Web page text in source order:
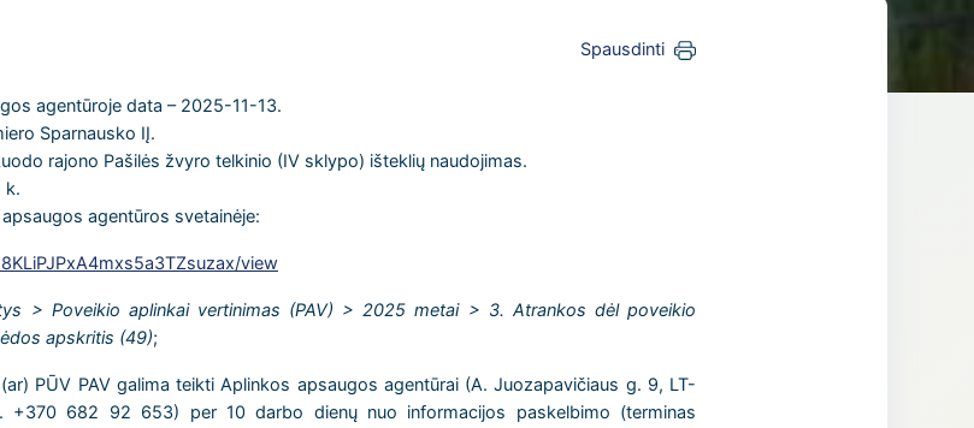
Spausdinti
agentūroje data – 2025-11-13.
Sparnausko IĮ.
rajono Pašilės žvyro telkinio (IV sklypo) išteklių naudojimas.
k.
agentūros svetainėje:
view
> Poveikio aplinkai vertinimas (PAV) > 2025 metai > 3. Atrankos dėl poveikio
apskritis (49);
PŪV PAV galima teikti Aplinkos apsaugos agentūrai (A. Juozapavičiaus g. 9, LT-
+370 682 92 653) per 10 darbo dienų nuo informacijos paskelbimo (terminas